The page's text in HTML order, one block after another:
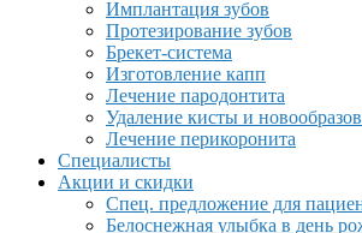
Имплантация зубов
Протезирование зубов
Брекет-система
Изготовление капп
Лечение пародонтита
Удаление кисты и
Лечение перикоронита
Специалисты
Акции и скидки
Спец. предложение для
Белоснежная улыбка в день